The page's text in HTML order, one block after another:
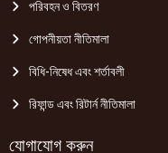
পরিবহন ও বিতরণ
গোপনীয়তা নীতিমালা
বিধি-নিষেধ এবং শর্তাবলী
রিফান্ড এবং রিটার্ন নীতিমালা
যোগাযোগ করুন